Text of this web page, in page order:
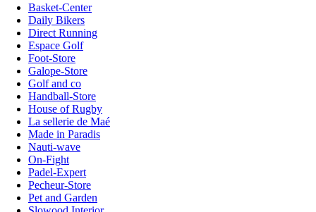
Basket-Center
Daily Bikers
Direct Running
Espace Golf
Foot-Store
Galope-Store
Golf and co
Handball-Store
House of Rugby
La sellerie de Maé
Made in Paradis
Nauti-wave
On-Fight
Padel-Expert
Pecheur-Store
Pet and Garden